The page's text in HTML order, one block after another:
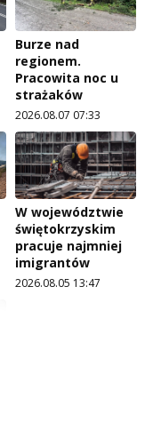
Burze nad
regionem.
Pracowita noc u
strażaków
2026.08.07 07:33
W województwie
świętokrzyskim
pracuje najmniej
imigrantów
2026.08.05 13:47